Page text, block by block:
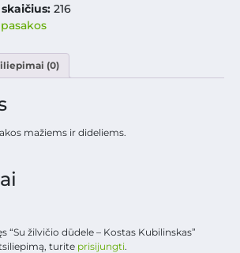
216
pasakos
(0)
mažiems ir dideliems.
“Su žilvičio dūdele – Kostas Kubilinskas”
turite prisijungti.